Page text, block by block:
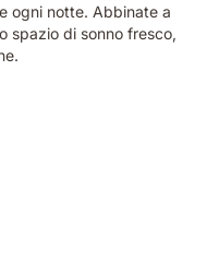
ogni notte. Abbinate a
spazio di sonno fresco,